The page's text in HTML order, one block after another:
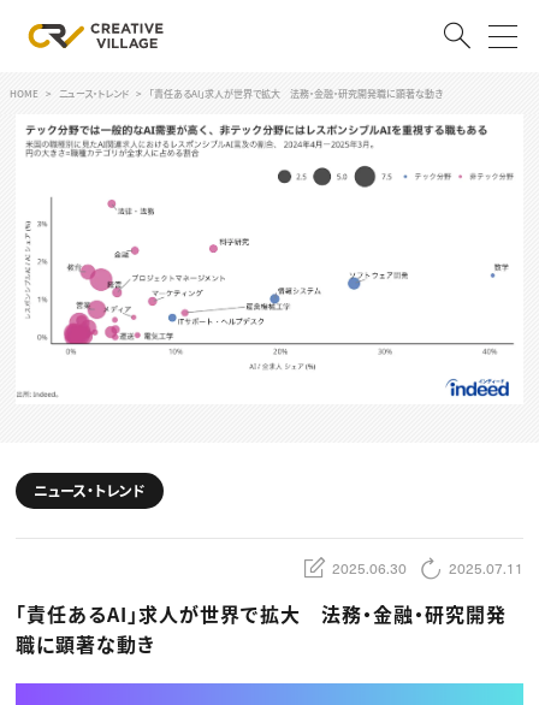
ログイン 会員登録
RECRUIT
クリエイター求人を探す
CREATIVE JOB求人検索
特集求人
転職支援サービス
CONTENTS
スキルアップしたい！ トップ
デザイン
動画配信・映像制作
ディレクション
業界解説・キャリア事情
お役立ち基礎知識
TOP Creator’s コラム
TOP Creator’s コラム トップ
ゲームクリエイター
映像クリエイター
マーケッター
クリエイターインタビュー
C＆R Magazine
ニュース・トレンド
Web
HOME ニュース・トレンド 「責任あるAI」求人が世界で拡大 法務・金融・研究開発職に顕著な動き
ニュース・トレンド
2025.06.30 2025.07.11
「責任あるAI」求人が世界で拡大 法務・金融・研究開発
職に顕著な動き